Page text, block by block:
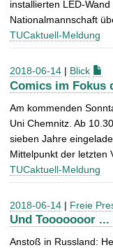
installierten LED-
Nationalmannschaft
TUCaktuell-Meldung
2018-06-14 | Blick
Comics im Fokus
Am kommenden
Uni Chemnitz. Ab
sieben Jahre
Mittelpunkt der letzten
TUCaktuell-Meldung
2018-06-14 | Freie
Und Tooooooor ...
Anstoß in Russland: